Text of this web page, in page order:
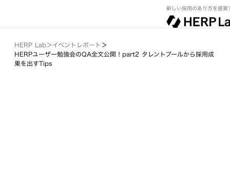
新しい採用のあり方を提案
HERP Lab＞イベントレポート ＞
HERPユーザー勉強会のQA全文公開！part2 タレントプールから採用成
果を出すTips